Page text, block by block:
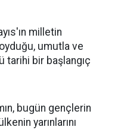
milletin
umutla ve
tarihi bir başlangıç
bugün gençlerin
yarınlarını